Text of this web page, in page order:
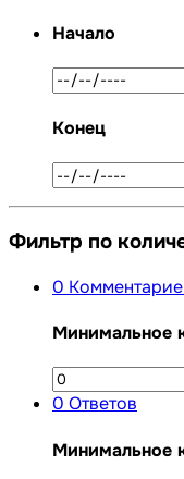
Начало
Конец
Фильтр по
0
Минимальное
0 Ответов
Минимальное